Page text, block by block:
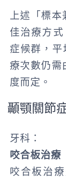
上述「標本
佳治療方
症候群，
療次數仍需
度而定。
顳顎關節
牙科：
咬合板治療
咬合板治